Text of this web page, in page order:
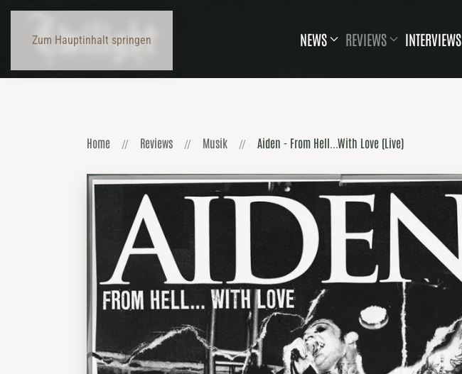
Zum Hauptinhalt springen NEWS REVIEWS INTERVIEWS
Home Reviews Musik Aiden - From Hell...With Love (Live)